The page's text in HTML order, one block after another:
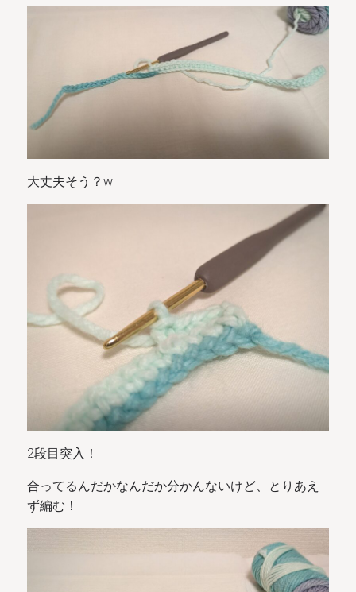
大丈夫そう？w
2段目突入！
合ってるんだかなんだか分かんないけど、とりあえ
ず編む！